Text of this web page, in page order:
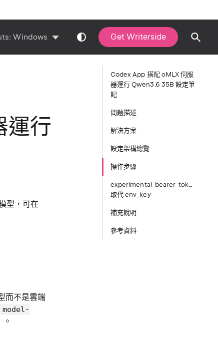
Windows Get Writerside
運行
型，可在
而不是雲端
model-
Codex App 搭配 oMLX 伺服
器運行 Qwen3.6 35B 設定筆
記
問題描述
解決方案
設定架構總覽
操作步驟
experimental_bearer_token
取代 env_key
補充說明
參考資料